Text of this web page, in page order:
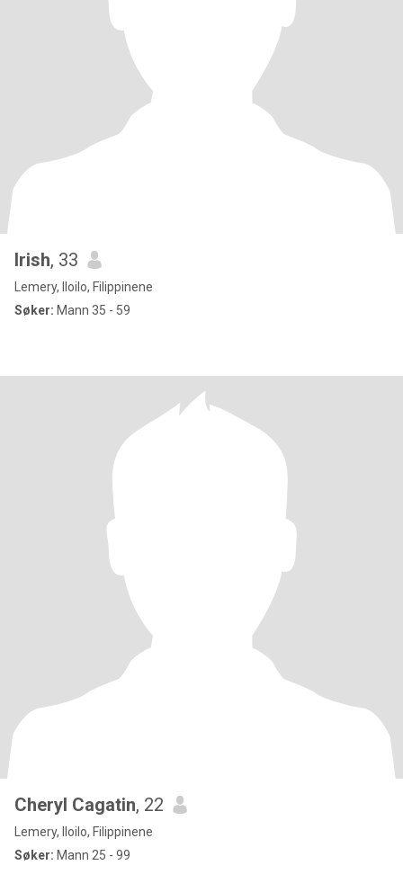
Irish, 33
Lemery, Iloilo, Filippinene
Søker: Mann 35 - 59
Cheryl Cagatin, 22
Lemery, Iloilo, Filippinene
Søker: Mann 25 - 99